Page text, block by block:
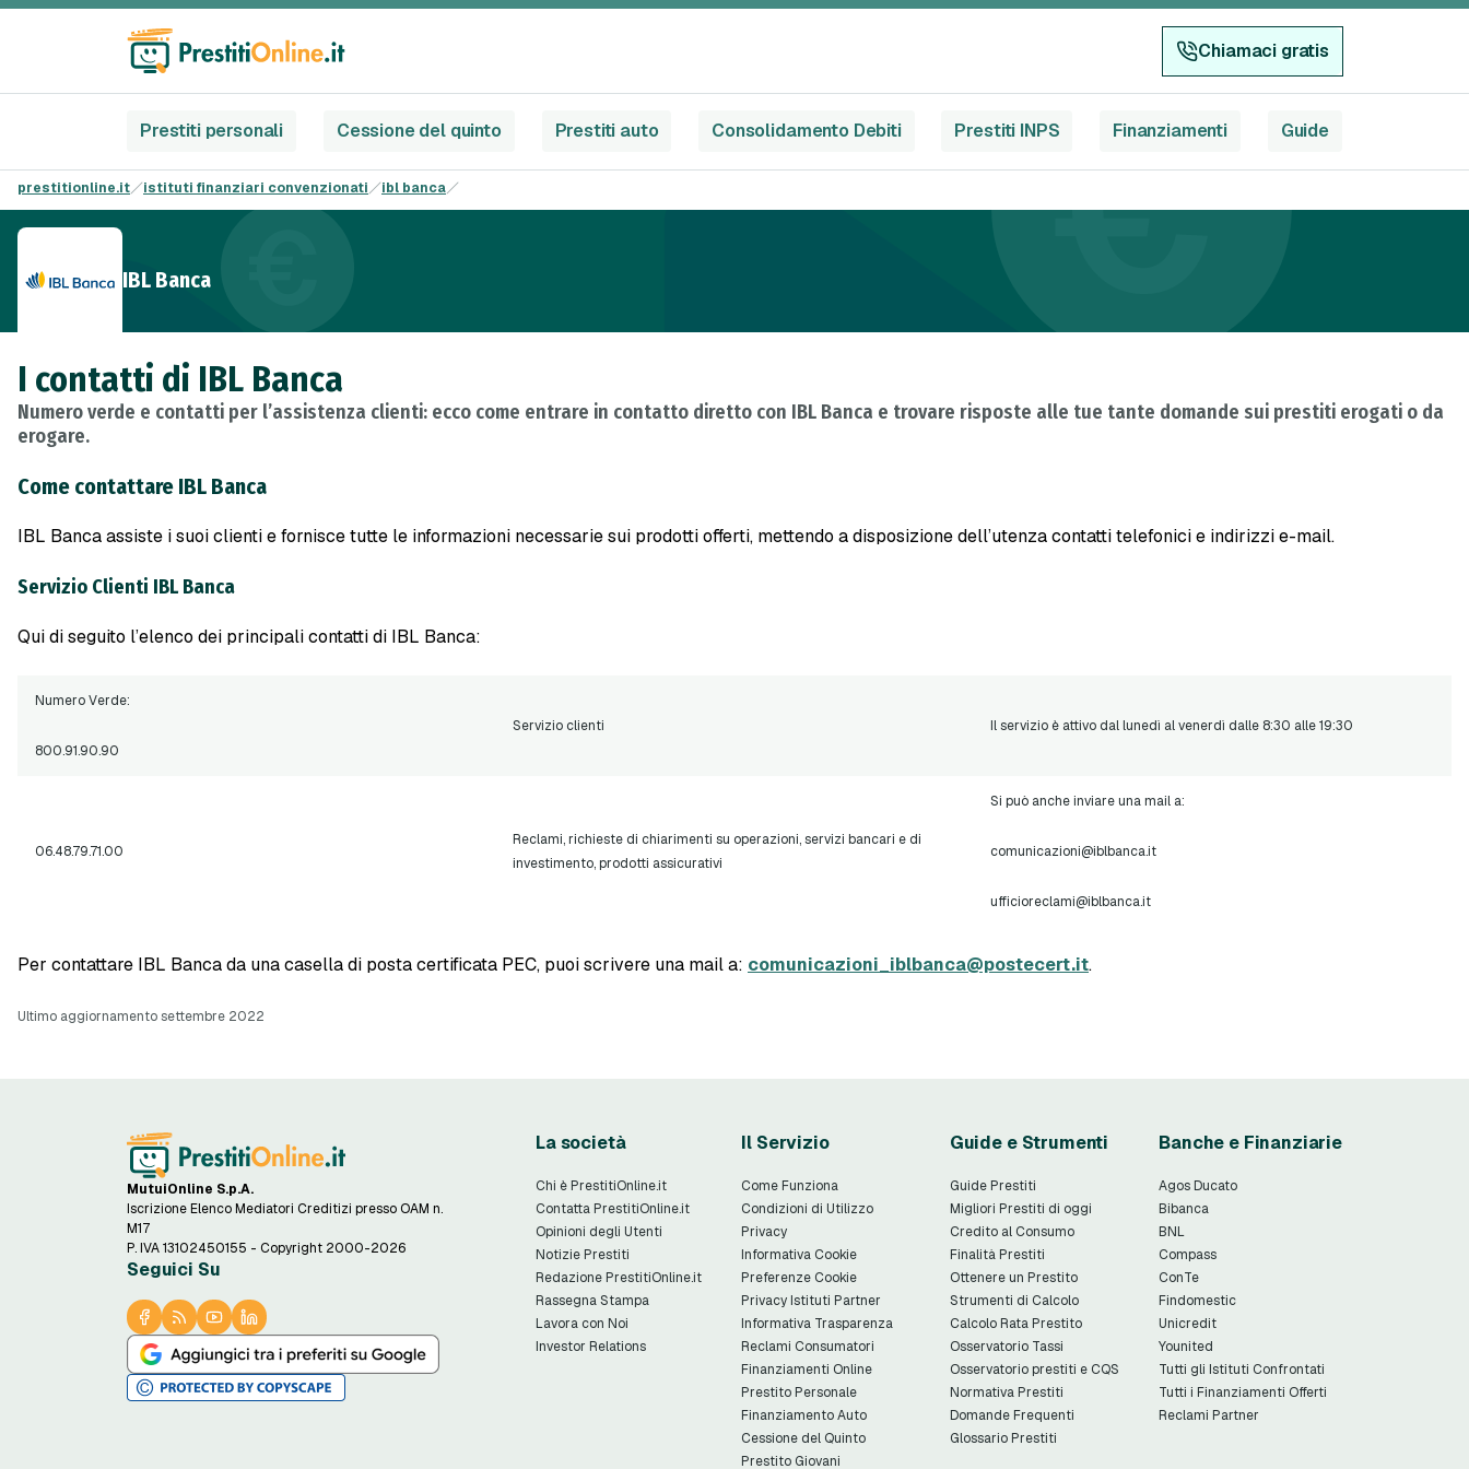
Chiamaci gratis
Prestiti personali Cessione del quinto Prestiti auto Consolidamento Debiti Prestiti INPS Finanziamenti Guide
prestitionline.it istituti finanziari convenzionati ibl banca
IBL Banca
I contatti di IBL Banca
Numero verde e contatti per l’assistenza clienti: ecco come entrare in contatto diretto con IBL Banca e trovare risposte alle tue tante domande sui prestiti erogati o da
erogare.
Come contattare IBL Banca
IBL Banca assiste i suoi clienti e fornisce tutte le informazioni necessarie sui prodotti offerti, mettendo a disposizione dell’utenza contatti telefonici e indirizzi e-mail.
Servizio Clienti IBL Banca
Qui di seguito l’elenco dei principali contatti di IBL Banca:
Numero Verde:
800.91.90.90
Servizio clienti Il servizio è attivo dal lunedì al venerdì dalle 8:30 alle 19:30
06.48.79.71.00
Reclami, richieste di chiarimenti su operazioni, servizi bancari e di
investimento, prodotti assicurativi
Si può anche inviare una mail a:
comunicazioni@iblbanca.it
ufficioreclami@iblbanca.it
Per contattare IBL Banca da una casella di posta certificata PEC, puoi scrivere una mail a: comunicazioni_iblbanca@postecert.it.
Ultimo aggiornamento settembre 2022
MutuiOnline S.p.A.
Iscrizione Elenco Mediatori Creditizi presso OAM n.
M17
P. IVA 13102450155 - Copyright 2000-2026
Seguici Su
La società
Chi è PrestitiOnline.it
Contatta PrestitiOnline.it
Opinioni degli Utenti
Notizie Prestiti
Redazione PrestitiOnline.it
Rassegna Stampa
Lavora con Noi
Investor Relations
Il Servizio
Come Funziona
Condizioni di Utilizzo
Privacy
Informativa Cookie
Preferenze Cookie
Privacy Istituti Partner
Informativa Trasparenza
Reclami Consumatori
Finanziamenti Online
Prestito Personale
Finanziamento Auto
Cessione del Quinto
Prestito Giovani
Guide e Strumenti
Guide Prestiti
Migliori Prestiti di oggi
Credito al Consumo
Finalità Prestiti
Ottenere un Prestito
Strumenti di Calcolo
Calcolo Rata Prestito
Osservatorio Tassi
Osservatorio prestiti e CQS
Normativa Prestiti
Domande Frequenti
Glossario Prestiti
Banche e Finanziarie
Agos Ducato
Bibanca
BNL
Compass
ConTe
Findomestic
Unicredit
Younited
Tutti gli Istituti Confrontati
Tutti i Finanziamenti Offerti
Reclami Partner